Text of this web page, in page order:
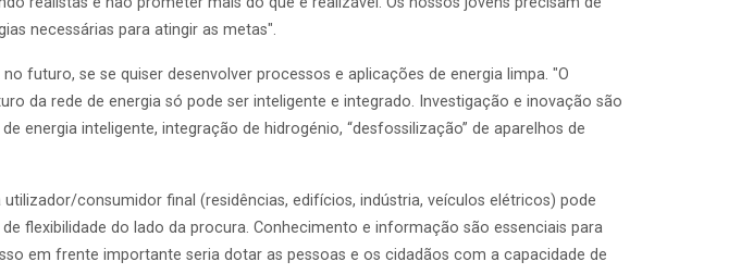
necessárias para atingir as metas".
futuro, se se quiser desenvolver processos e aplicações de energia limpa. "O
da rede de energia só pode ser inteligente e integrado. Investigação e inovação são
energia inteligente, integração de hidrogénio, “desfossilização” de aparelhos de
consumidor final (residências, edifícios, indústria, veículos elétricos) pode
flexibilidade do lado da procura. Conhecimento e informação são essenciais para
em frente importante seria dotar as pessoas e os cidadãos com a capacidade de